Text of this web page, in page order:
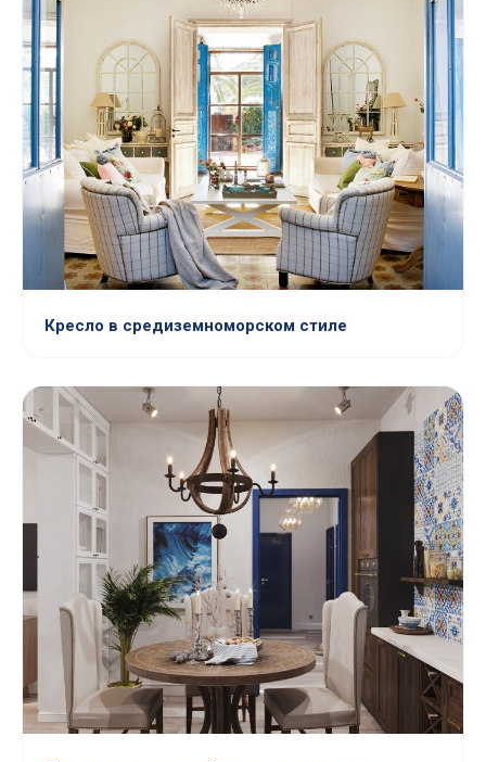
Кресло в средиземноморском стиле